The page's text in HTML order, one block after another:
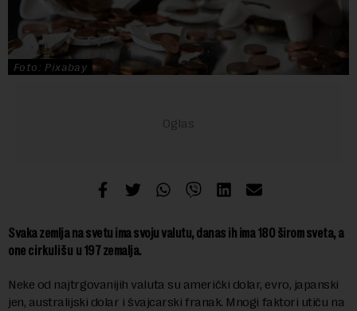
Foto: Pixabay
Svaka zemlja na svetu ima svoju valutu, danas ih ima 180 širom sveta, a
one cirkulišu u 197 zemalja.
Neke od najtrgovanijih valuta su američki dolar, evro, japanski
jen, australijski dolar i švajcarski franak. Mnogi faktori utiču na